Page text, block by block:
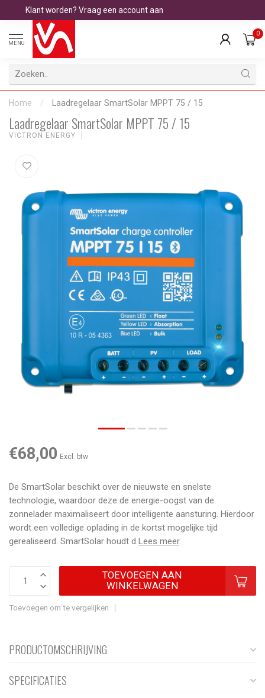
Klant worden? Vraag een account aan
MENU
0
Home / Laadregelaar SmartSolar MPPT 75 / 15
Laadregelaar SmartSolar MPPT 75 / 15
VICTRON ENERGY
€68,00 Excl. btw
De SmartSolar beschikt over de nieuwste en snelste
technologie, waardoor deze de energie-oogst van de
zonnelader maximaliseert door intelligente aansturing. Hierdoor
wordt een volledige oplading in de kortst mogelijke tijd
gerealiseerd. SmartSolar houdt d Lees meer.
TOEVOEGEN AAN
WINKELWAGEN
Toevoegen om te vergelijken
PRODUCTOMSCHRIJVING
SPECIFICATIES